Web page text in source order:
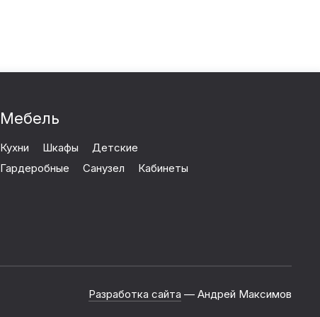
Мебель
Кухни Шкафы
Детские
Гардеробные
Санузел Кабинеты
Разработка сайта — Андрей Максимов